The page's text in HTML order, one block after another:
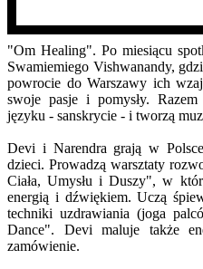
"Om Healing". Po miesiącu
Swamiemiego Vishwanandy,
powrocie do Warszawy ich
swoje pasje i pomysły.
języku - sanskrycie - i tworzą
Devi i Narendra grają w
dzieci. Prowadzą warsztaty
Ciała, Umysłu i Duszy", w
energią i dźwiękiem. Uczą
techniki uzdrawiania (joga
Dance". Devi maluje także
zamówienie.